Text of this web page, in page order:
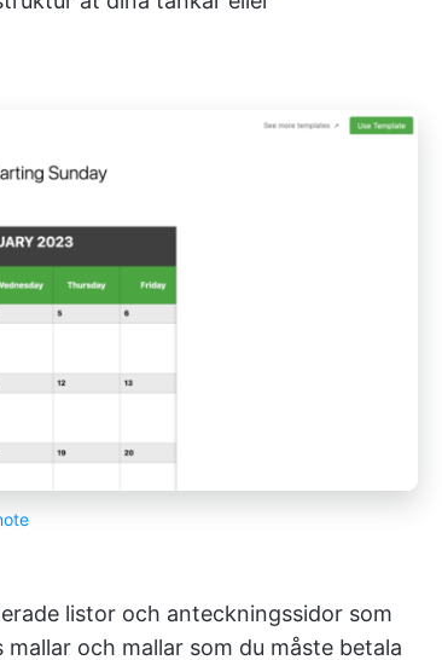
listor och anteckningssidor som
och mallar som du måste betala